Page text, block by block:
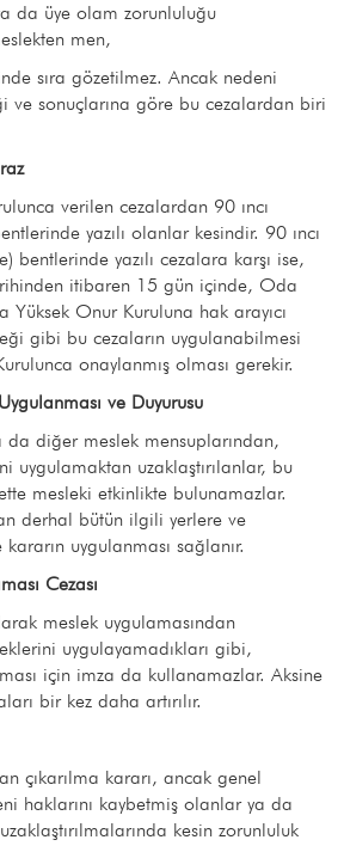
da üye olam zorunluluğu
men,
sıra gözetilmez. Ancak nedeni
ve sonuçlarına göre bu cezalardan biri
verilen cezalardan 90 ıncı
yazılı olanlar kesindir. 90 ıncı
bentlerinde yazılı cezalara karşı ise,
itibaren 15 gün içinde, Oda
Yüksek Onur Kuruluna hak arayıcı
gibi bu cezaların uygulanabilmesi
onaylanmış olması gerekir.
ve Duyurusu
da diğer meslek mensuplarından,
uygulamaktan uzaklaştırılanlar, bu
mesleki etkinlikte bulunamazlar.
derhal bütün ilgili yerlere ve
uygulanması sağlanır.
Cezası
meslek uygulamasından
uygulayamadıkları gibi,
için imza da kullanamazlar. Aksine
bir kez daha artırılır.
çıkarılma kararı, ancak genel
haklarını kaybetmiş olanlar ya da
kesin zorunluluk